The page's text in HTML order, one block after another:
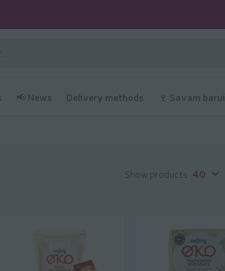
📢 News Delivery methods 🍷 Savam barui
Show products 40